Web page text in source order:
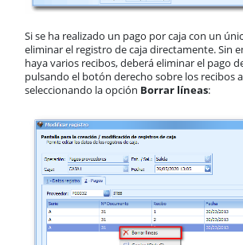
Si se ha realizado un pago por caja con un
eliminar el registro de caja directamente. Sin
haya varios recibos, deberá eliminar el pago
pulsando el botón derecho sobre los recibos
seleccionando la opción Borrar líneas: